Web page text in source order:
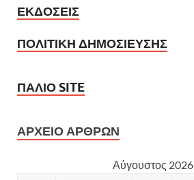
ΕΚΔΟΣΕΙΣ
ΠΟΛΙΤΙΚΗ ΔΗΜΟΣΙΕΥΣΗΣ
ΠΑΛΙΟ SITE
ΑΡΧΕΙΟ ΑΡΘΡΩΝ
Αύγουστος 2026